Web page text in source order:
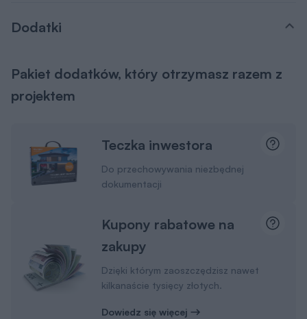
Dodatki
Pakiet dodatków, który otrzymasz razem z
projektem
Teczka inwestora
Do przechowywania niezbędnej
dokumentacji
Kupony rabatowe na
zakupy
Dzięki którym zaoszczędzisz nawet
kilkanaście tysięcy złotych.
Dowiedz się więcej